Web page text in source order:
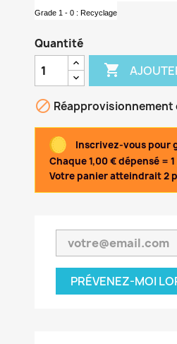
Grade 1 - 0 : Recyclage
Quantité

 Réapprovisionnement
Inscrivez-vous pour
Chaque 1,00 € dépensé =
Votre panier atteindrait 2
PRÉVENEZ-MOI